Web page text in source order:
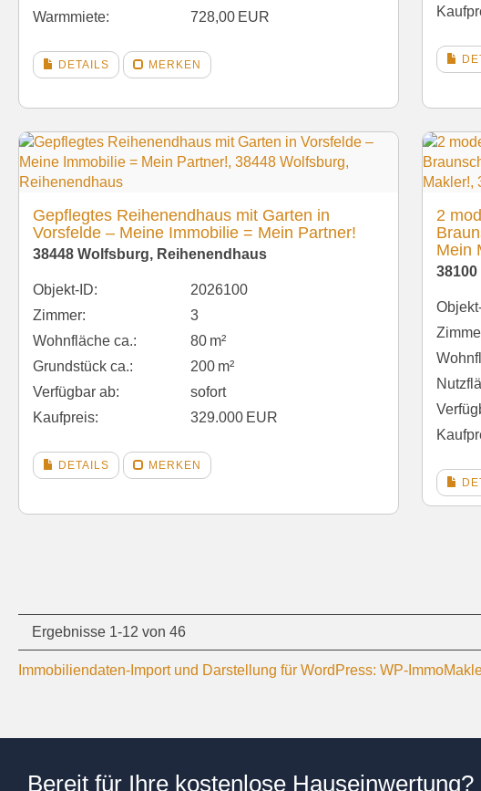
Warmmiete:
728,00 EUR
DETAILS MERKEN
Gepflegtes Reihenendhaus mit Garten in
Vorsfelde – Meine Immobilie = Mein Partner!
38448 Wolfsburg, Reihenendhaus
Objekt-ID:
2026100
Zimmer:
3
Wohnfläche ca.:
80 m²
Grund­stück ca.:
200 m²
Verfügbar ab:
sofort
Kaufpreis:
329.000 EUR
DETAILS MERKEN
2
Mein
Ergebnisse 1-12 von 46
Immobiliendaten-Import und Darstellung für WordPress: WP-
Bereit für Ihre kostenlose Hauseinwertung?